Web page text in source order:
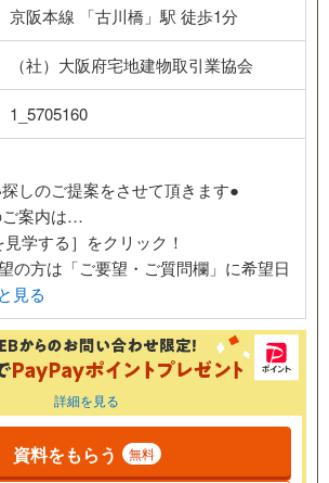
京阪本線 「古川橋」駅 徒歩1分
（社）大阪府宅地建物取引業協会
1_5705160
しのご提案をさせて頂きます●
ご案内は…
学する］をクリック！
の方は「ご要望・ご質問欄」に希望日
見る
詳細を見る
資料をもらう 無料